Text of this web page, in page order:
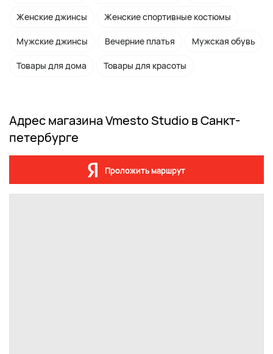
Женские джинсы Женские спортивные костюмы
Мужские джинсы Вечерние платья Мужская обувь
Товары для дома Товары для красоты
Адрес магазина Vmesto Studio в Санкт-
петербурге
Проложить маршрут